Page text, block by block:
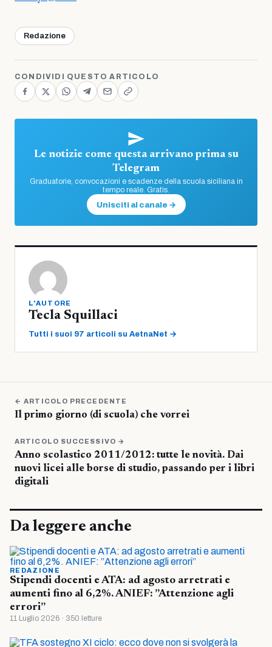
Redazione
CONDIVIDI QUESTO ARTICOLO
Le notizie come questa arrivano prima su
Telegram
Graduatorie, convocazioni e scadenze della scuola siciliana in
tempo reale. Gratis.
Unisciti al canale →
L'AUTORE
Tecla Squillaci
Tutti i suoi 97 articoli su AetnaNet →
← ARTICOLO PRECEDENTE
Il primo giorno (di scuola) che vorrei
ARTICOLO SUCCESSIVO →
Anno scolastico 2011/2012: tutte le novità. Dai
nuovi licei alle borse di studio, passando per i libri
digitali
Da leggere anche
REDAZIONE
Stipendi docenti e ATA: ad agosto arretrati e
aumenti fino al 6,2%. ANIEF: ”Attenzione agli
errori”
11 Luglio 2026 · 350 letture